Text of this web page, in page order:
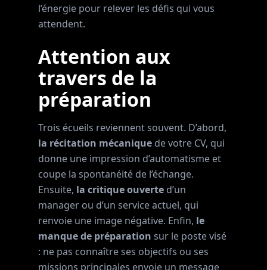
l’énergie pour relever les défis qui vous
attendent.
Attention aux
travers de la
préparation
Trois écueils reviennent souvent. D’abord,
la récitation mécanique de votre CV, qui
donne une impression d’automatisme et
coupe la spontanéité de l’échange.
Ensuite, la critique ouverte d’un
manager ou d’un service actuel, qui
renvoie une image négative. Enfin, le
manque de préparation sur le poste visé
: ne pas connaître ses objectifs ou ses
missions principales envoie un message